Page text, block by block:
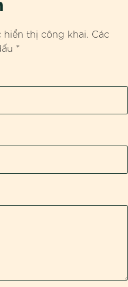
hiển thị công khai. Các
*